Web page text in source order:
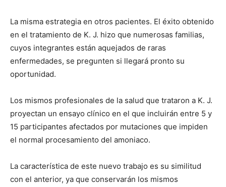
La misma estrategia en otros pacientes. El éxito obtenido
en el tratamiento de K. J. hizo que numerosas familias,
cuyos integrantes están aquejados de raras
enfermedades, se pregunten si llegará pronto su
oportunidad.
Los mismos profesionales de la salud que trataron a K. J.
proyectan un ensayo clínico en el que incluirán entre 5 y
15 participantes afectados por mutaciones que impiden
el normal procesamiento del amoniaco.
La característica de este nuevo trabajo es su similitud
con el anterior, ya que conservarán los mismos